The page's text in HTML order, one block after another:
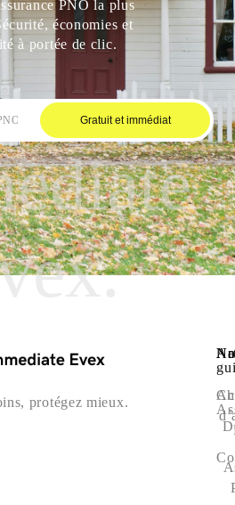
PNO la plus
économies et
à portée de clic.
Gratuit et immédiat
protégez mieux.